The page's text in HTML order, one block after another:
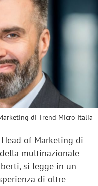
di Trend Micro Italia
of Marketing di
multinazionale
si legge in un
di oltre